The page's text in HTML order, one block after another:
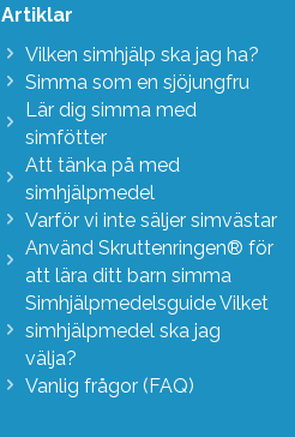
Artiklar
Vilken simhjälp ska jag ha?
Simma som en sjöjungfru
Lär dig simma med
simfötter
Att tänka på med
simhjälpmedel
Varför vi inte säljer simvästar
Använd Skruttenringen® för
att lära ditt barn simma
Simhjälpmedelsguide Vilket
simhjälpmedel ska jag
välja?
Vanlig frågor (FAQ)